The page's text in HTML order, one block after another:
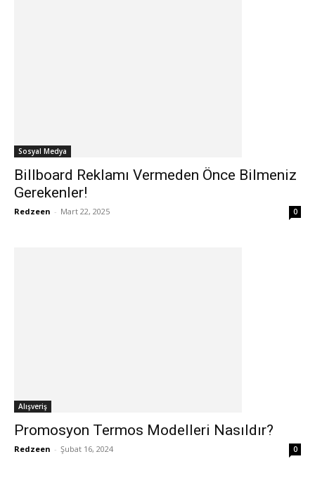
Sosyal Medya
Billboard Reklamı Vermeden Önce Bilmeniz
Gerekenler!
Redzeen - Mart 22, 2025 0
Alışveriş
Promosyon Termos Modelleri Nasıldır?
Redzeen - Şubat 16, 2024 0